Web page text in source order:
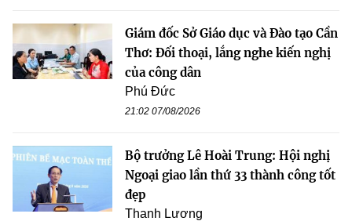
Giám đốc Sở Giáo dục và Đào tạo Cần
Thơ: Đối thoại, lắng nghe kiến nghị
của công dân
Phú Đức
21:02 07/08/2026
Bộ trưởng Lê Hoài Trung: Hội nghị
Ngoại giao lần thứ 33 thành công tốt
đẹp
Thanh Lương